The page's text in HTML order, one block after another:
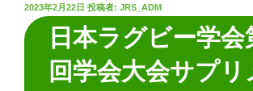
投
稿
日:
2023年2月22日 投稿者: JRS_ADM
日本ラグビー学会
回学会大会サプリ